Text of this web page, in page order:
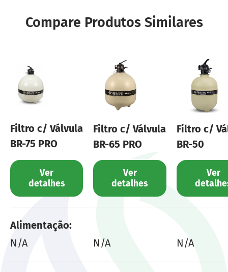
Compare Produtos Similares
Filtro c/ Válvula
BR-75 PRO
Ver
detalhes
Filtro c/ Válvula
BR-65 PRO
Ver
detalhes
Filtro c/
BR-50
Ver
Alimentação
N/A
N/A N/A